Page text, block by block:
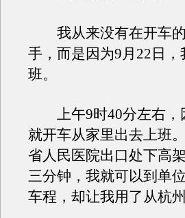
我从来没有在开车的
手，而是因为9月22日
班。
上午9时40分左右，
就开车从家里出去上班
省人民医院出口处下高
三分钟，我就可以到单
车程，却让我用了从杭